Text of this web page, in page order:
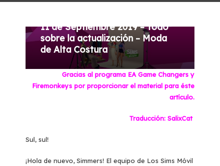
Actualizaciones TSM
11 de Septiembre 2019 – Todo
sobre la actualización – Moda
de Alta Costura
Gracias al programa EA Game Changers y
Firemonkeys por proporcionar el material para éste
artículo.
Traducción: SalixCat
Sul, sul!
¡Hola de nuevo, Simmers! El equipo de Los Sims Móvil